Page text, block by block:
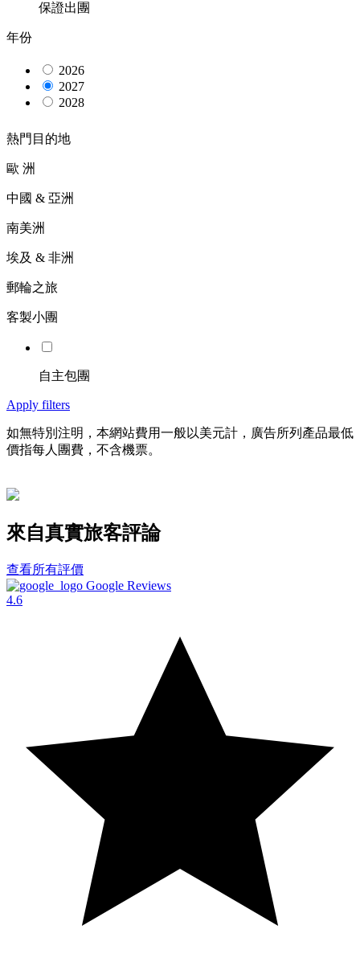
保證出團
年份
2026
2027
2028
熱門目的地
歐 洲
中國 & 亞洲
南美洲
埃及 & 非洲
郵輪之旅
客製小團
自主包團
Apply filters
如無特別注明，本網站費用一般以美元計，廣告所列產品最低
價指每人團費，不含機票。
來自真實旅客評論
查看所有評價
Google Reviews
4.6